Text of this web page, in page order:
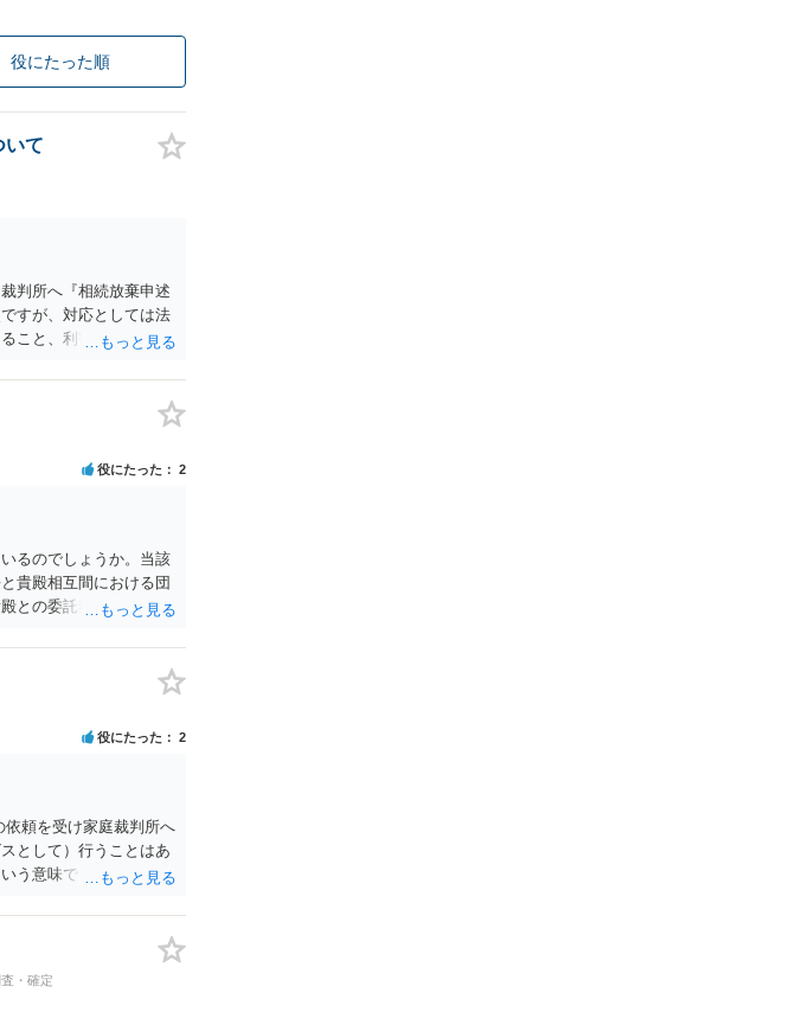
役にたった順
いて
判所へ『相続放棄申述
すが、対応としては法
こと、利害関係人の大
役にたった 2
るのでしょうか。当該
貴殿相互間における団
との委託契約は有効に
役にたった 2
頼を受け家庭裁判所へ
として）行うことはあ
う意味でした。
・確定